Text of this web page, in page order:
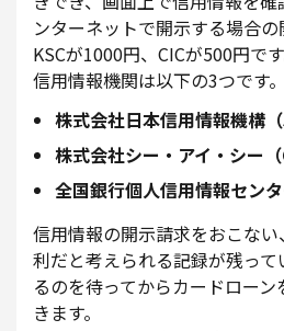
ンターネットで開示する場合の
KSCが1000円、CICが500円です
信用情報機関は以下の3つです。
株式会社日本信用情報機構（
株式会社シー・アイ・シー（
全国銀行個人信用情報センタ
信用情報の開示請求をおこな
利だと考えられる記録が残っ
るのを待ってからカードロー
きます。